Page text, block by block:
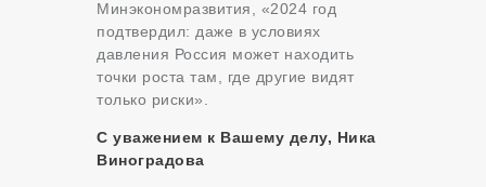
Минэкономразвития, «2024 год
подтвердил: даже в условиях
давления Россия может находить
точки роста там, где другие видят
только риски».
С уважением к Вашему делу, Ника
Виноградова